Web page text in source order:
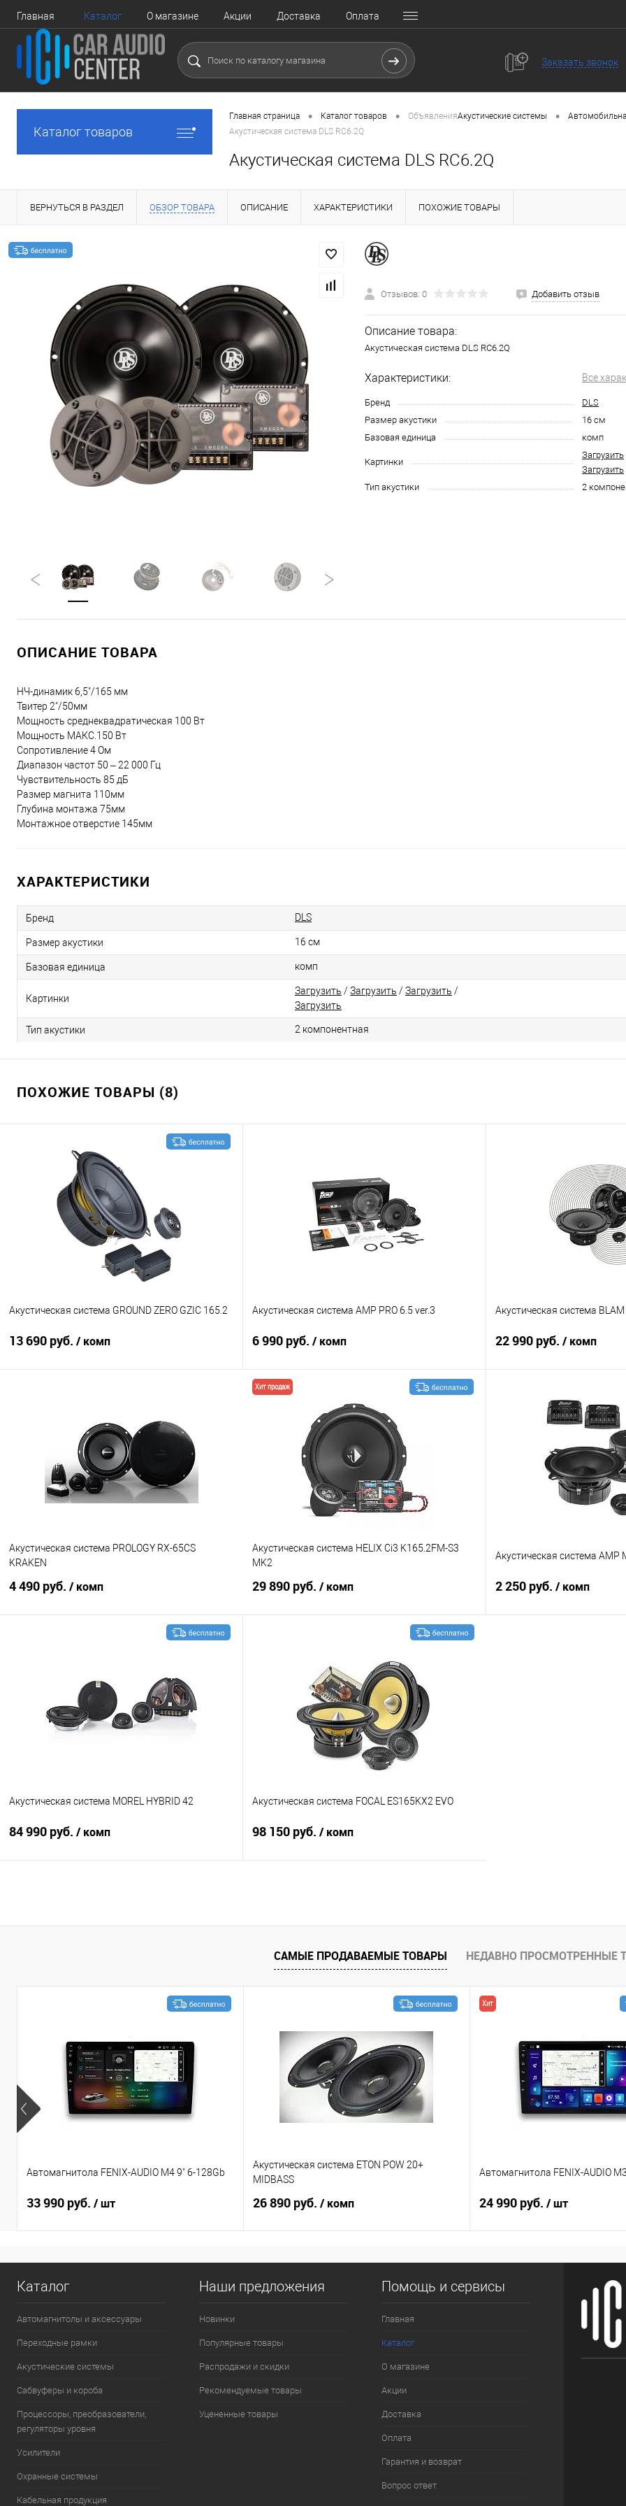
Главная Каталог О магазине Акции Доставка Оплата
Заказать звонок
Каталог товаров
Главная страница • Каталог товаров • ОбъявленияАкустические системы •
Акустическая система DLS RC6.2Q
Акустическая система DLS RC6.2Q
ВЕРНУТЬСЯ В РАЗДЕЛ ОБЗОР ТОВАРА ОПИСАНИЕ ХАРАКТЕРИСТИКИ ПОХОЖИЕ ТОВАРЫ
Отзывов: 0 Добавить отзыв
Описание товара:
Акустическая система DLS RC6.2Q
Характеристики: Все
Бренд
DLS
Размер акустики
16 см
Базовая единица
комп
Картинки
Загрузить
Загрузить
Тип акустики
2
ОПИСАНИЕ ТОВАРА
НЧ-динамик 6,5"/165 мм
Твитер 2"/50мм
Мощность среднеквадратическая 100 Вт
Мощность МАКС.150 Вт
Сопротивление 4 Ом
Диапазон частот 50 – 22 000 Гц
Чувствительность 85 дБ
Размер магнита 110мм
Глубина монтажа 75мм
Монтажное отверстие 145мм
ХАРАКТЕРИСТИКИ
Бренд DLS
Размер акустики 16 см
Базовая единица комп
Картинки
Загрузить / Загрузить / Загрузить /
Загрузить
Тип акустики 2 компонентная
ПОХОЖИЕ ТОВАРЫ (8)
Акустическая система GROUND ZERO GZIC 165.2
13 690 руб. / комп
В избранное
Акустическая система AMP PRO 6.5 ver.3
6 990 руб. / комп
Сравнение В избранное
Акустическая система BLAM
22 990 руб. / комп
Акустическая система PROLOGY RX-65CS
KRAKEN
4 490 руб. / комп
В избранное
Хит продаж
Акустическая система HELIX Ci3 K165.2FM-S3
MK2
29 890 руб. / комп
В избранное
Акустическая система AMP
2 250 руб. / комп
Акустическая система MOREL HYBRID 42
84 990 руб. / комп
Сравнение В избранное
Акустическая система FOCAL ES165KX2 EVO
98 150 руб. / комп
Сравнение В избранное
САМЫЕ ПРОДАВАЕМЫЕ ТОВАРЫ НЕДАВНО ПРОСМОТРЕННЫЕ
Автомагнитола FENIX-AUDIO M4 9" 6-128Gb
33 990 руб. / шт
Акустическая система ETON POW 20+
MIDBASS
26 890 руб. / комп
Хит
Автомагнитола FENIX-AUDIO
24 990 руб. / шт
Каталог
Автомагнитолы и аксессуары
Переходные рамки
Акустические системы
Сабвуферы и короба
Процессоры, преобразователи,
регуляторы уровня
Усилители
Охранные системы
Кабельная продукция
Наши предложения
Новинки
Популярные товары
Распродажи и скидки
Рекомендуемые товары
Уцененные товары
Помощь и сервисы
Главная
Каталог
О магазине
Акции
Доставка
Оплата
Гарантия и возврат
Вопрос ответ